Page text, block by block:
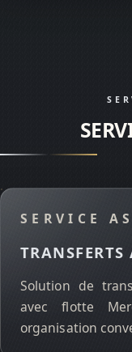
SERVICE
TRANSFERTS
Solution de
avec flotte
organisation